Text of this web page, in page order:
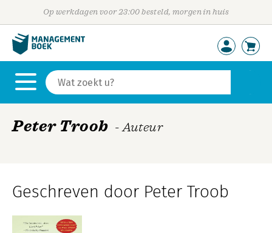
Op werkdagen voor 23:00 besteld, morgen in huis
Peter Troob - Auteur
Geschreven door Peter Troob